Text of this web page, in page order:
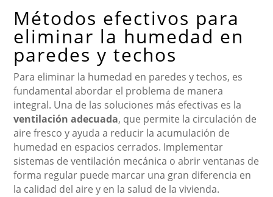
Métodos efectivos para
eliminar la humedad en
paredes y techos
Para eliminar la humedad en paredes y techos, es
fundamental abordar el problema de manera
integral. Una de las soluciones más efectivas es la
ventilación adecuada, que permite la circulación de
aire fresco y ayuda a reducir la acumulación de
humedad en espacios cerrados. Implementar
sistemas de ventilación mecánica o abrir ventanas de
forma regular puede marcar una gran diferencia en
la calidad del aire y en la salud de la vivienda.